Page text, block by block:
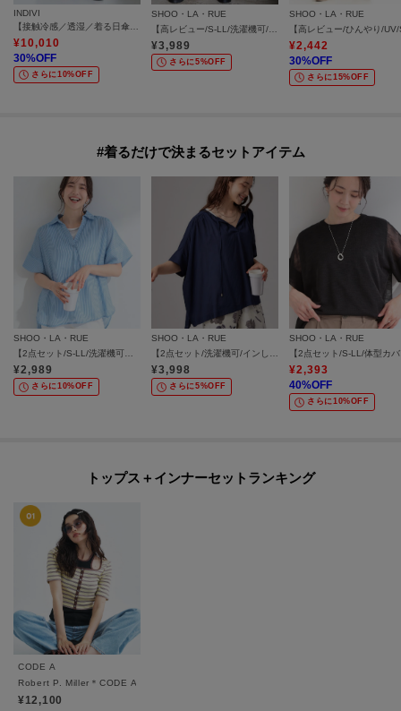
INDIVI
¥10,010
30%OFF
さらに10%OFF
SHOO・LA・RUE
¥3,989
さらに5%OFF
SHOO・LA・RUE
¥2,442
30%OFF
さらに15%OFF
#着るだけで決まるセットアイテム
SHOO・LA・RUE
【2点セット/S-LL/洗濯機可】時短でコーデ決まる スラブスキッパーシャツ＋タンクトップ
¥2,989
さらに10%OFF
SHOO・LA・RUE
【2点セット/洗濯機可/インしないで着られる】大人の抜け感 リボン付きポンチョ風ブラウス＆タンクトップ
¥3,998
さらに5%OFF
SHOO・LA・RUE
¥2,393
40%OFF
さらに10%OFF
トップス＋インナーセットランキング
CODE A
Robert P. Miller＊CODE A｜twin layer tank set
¥12,100